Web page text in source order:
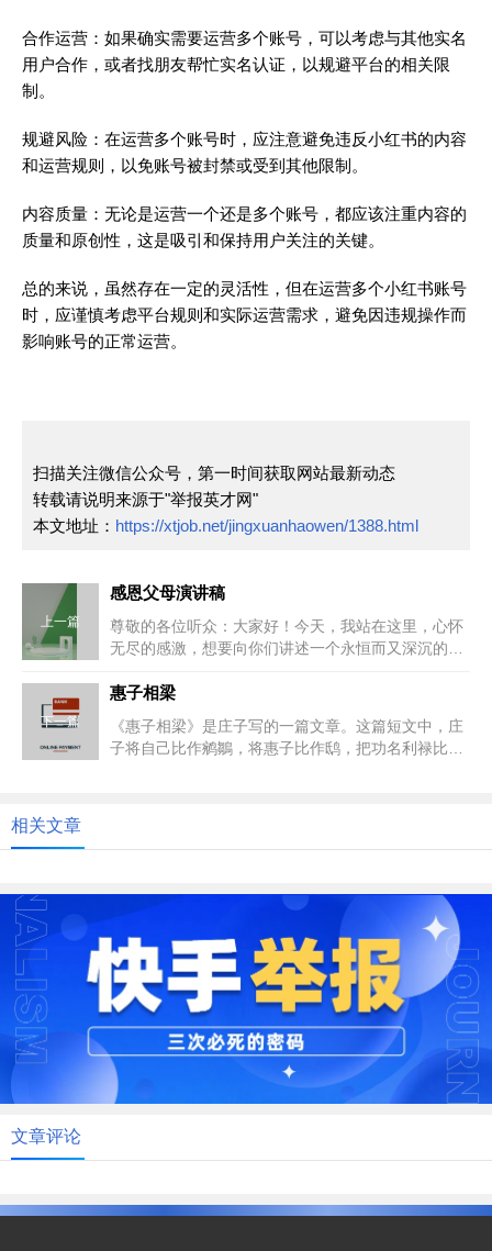
合作运营：如果确实需要运营多个账号，可以考虑与其他实名
用户合作，或者找朋友帮忙实名认证，以规避平台的相关限
制。
规避风险：在运营多个账号时，应注意避免违反小红书的内容
和运营规则，以免账号被封禁或受到其他限制。
内容质量：无论是运营一个还是多个账号，都应该注重内容的
质量和原创性，这是吸引和保持用户关注的关键。
总的来说，虽然存在一定的灵活性，但在运营多个小红书账号
时，应谨慎考虑平台规则和实际运营需求，避免因违规操作而
影响账号的正常运营。
扫描关注微信公众号，第一时间获取网站最新动态
转载请说明来源于"举报英才网"
本文地址： https://xtjob.net/jingxuanhaowen/1388.html
上一篇
感恩父母演讲稿
尊敬的各位听众：大家好！今天，我站在这里，心怀
无尽的感激，想要向你们讲述一个永恒而又深沉的主
下一篇
惠子相梁
《惠子相梁》是庄子写的一篇文章。这篇短文中，庄
子将自己比作鹓鶵，将惠子比作鸱，把功名利禄比作
相关文章
文章评论